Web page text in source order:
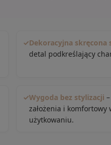
✓Dekoracyjna skręcona
detal podkreślający
✓Wygoda bez stylizacji
założenia i komfortowy
użytkowaniu.